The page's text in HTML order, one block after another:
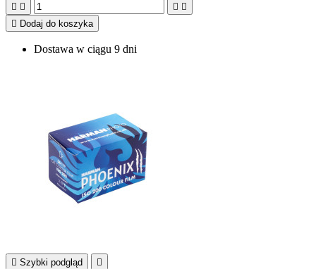
   
 Dodaj do koszyka
Dostawa w ciągu 9 dni
 Szybki podgląd 